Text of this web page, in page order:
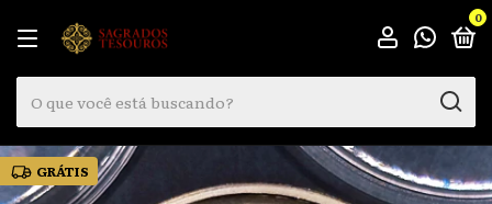
0
GRÁTIS